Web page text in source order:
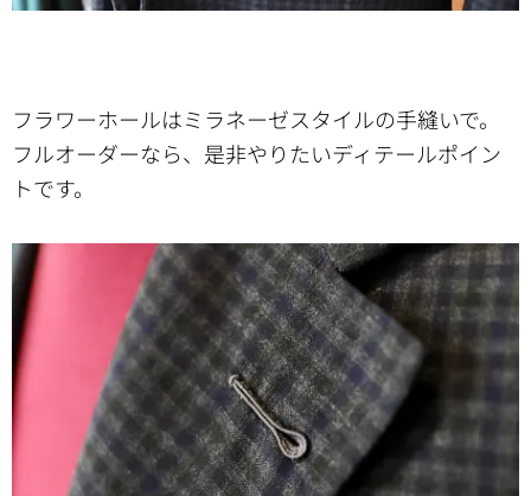
フラワーホールはミラネーゼスタイルの手縫いで。
フルオーダーなら、是非やりたいディテールポイン
トです。